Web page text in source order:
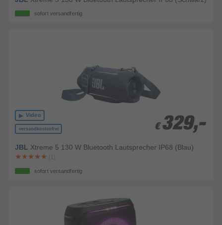
sofort versandfertig
versandkostenfrei
Video
€ 329,-
€ 329,-
JBL Xtreme 5 130 W Bluetooth Lautsprecher IP68 (Blau)
(1)
sofort versandfertig